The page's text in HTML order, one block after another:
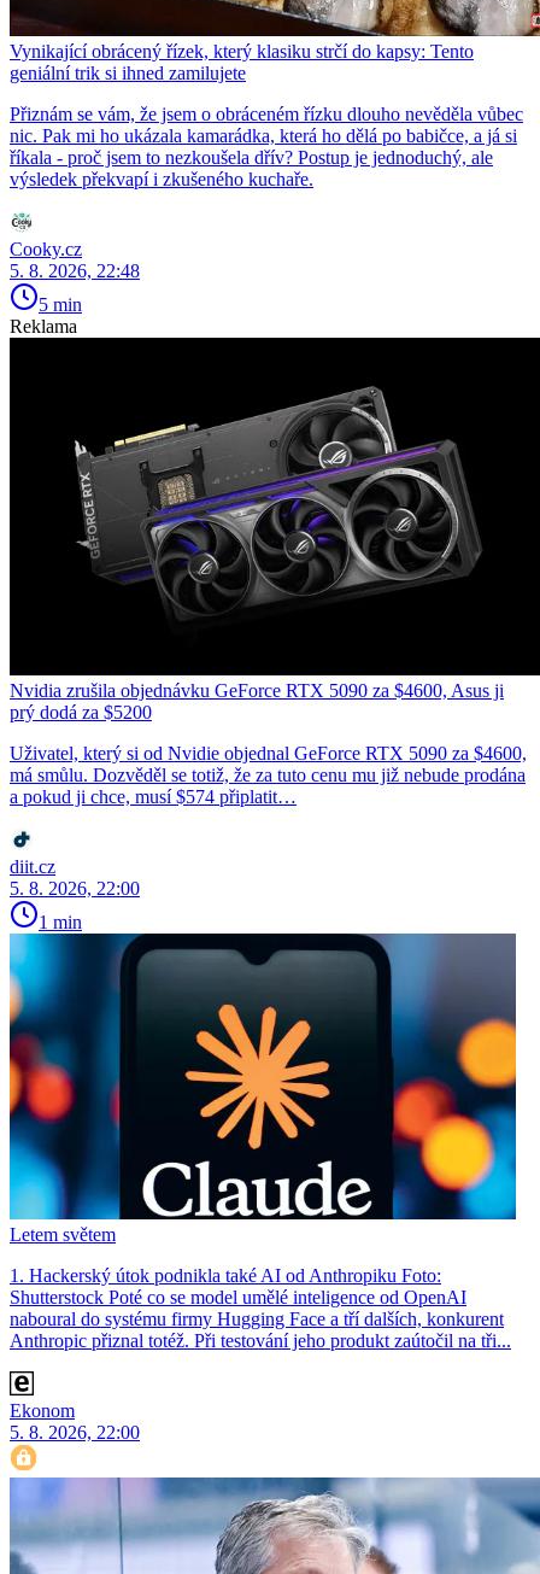
Vynikající obrácený řízek, který klasiku strčí do kapsy: Tento
geniální trik si ihned zamilujete
Přiznám se vám, že jsem o obráceném řízku dlouho nevěděla vůbec
nic. Pak mi ho ukázala kamarádka, která ho dělá po babičce, a já si
říkala - proč jsem to nezkoušela dřív? Postup je jednoduchý, ale
výsledek překvapí i zkušeného kuchaře.
Cooky.cz
5. 8. 2026, 22:48
5 min
Reklama
Nvidia zrušila objednávku GeForce RTX 5090 za $4600, Asus ji
prý dodá za $5200
Uživatel, který si od Nvidie objednal GeForce RTX 5090 za $4600,
má smůlu. Dozvěděl se totiž, že za tuto cenu mu již nebude prodána
a pokud ji chce, musí $574 připlatit…
diit.cz
5. 8. 2026, 22:00
1 min
Letem světem
1. Hackerský útok podnikla také AI od Anthropiku Foto:
Shutterstock Poté co se model umělé inteligence od OpenAI
naboural do systému firmy Hugging Face a tří dalších, konkurent
Anthro­pic přiznal totéž. Při testování jeho produkt zaútočil na tři...
Ekonom
5. 8. 2026, 22:00